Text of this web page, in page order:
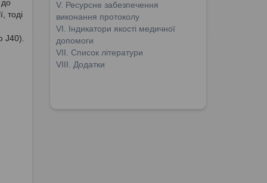
V. Ресурсне забезпечення
виконання протоколу
VІ. Індикатори якості медичної
допомоги
VІІ. Список літератури
VІІІ. Додатки
тоді
J40).